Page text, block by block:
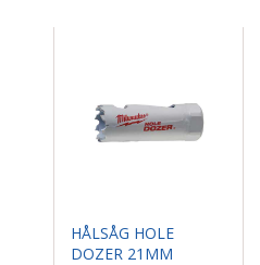
HÅLSÅG HOLE
DOZER 21MM